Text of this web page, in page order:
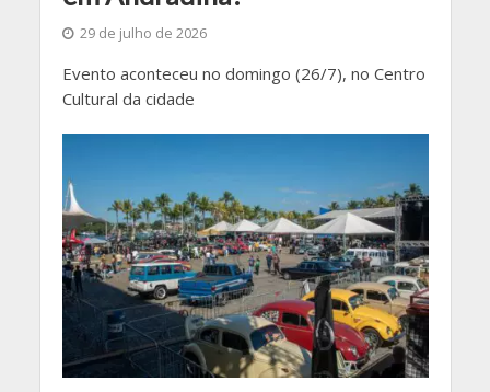
29 de julho de 2026
Evento aconteceu no domingo (26/7), no Centro
Cultural da cidade